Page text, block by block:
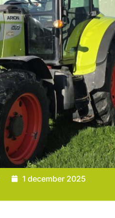
1 december 2025